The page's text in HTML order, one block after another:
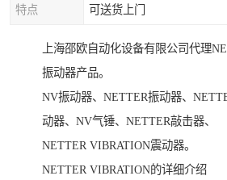
特点 可送货上门
上海邵欧自动化设备有限公司代理
振动器产品。
NV振动器、NETTER振动器、
动器、NV气锤、NETTER敲击器、
NETTER VIBRATION震动器。
NETTER VIBRATION的详细介绍